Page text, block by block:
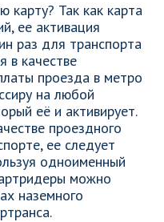
карту? Так как карта
ее активация
раз для транспорта
в качестве
проезда в метро
на любой
её и активирует.
проездного
ее следует
одноименный
можно
наземного